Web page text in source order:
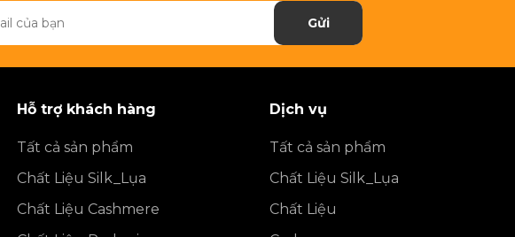
Gửi
Hỗ trợ khách hàng
Tất cả sản phẩm
Chất Liệu Silk_Lụa
Chất Liệu Cashmere
Dịch vụ
Tất cả sản phẩm
Chất Liệu Silk_Lụa
Chất Liệu